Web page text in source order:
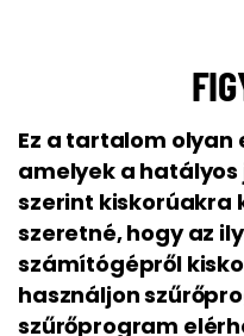
Ez a tartalom
amelyek a
szerint kiskorúakra
szeretné, hogy az
számítógépről
használjon
szűrőprogram